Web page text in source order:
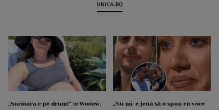
UNICA.RO
„Surioara e pe drum!” :o Wooow,
„Nu mi-e jenă să o spun cu voce